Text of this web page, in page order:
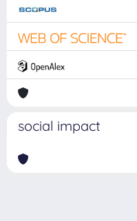
social impact